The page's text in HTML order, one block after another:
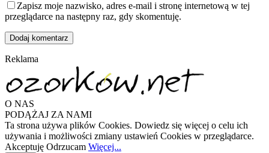
Zapisz moje nazwisko, adres e-mail i stronę internetową w tej
przeglądarce na następny raz, gdy skomentuję.
Reklama
O NAS
PODĄŻAJ ZA NAMI
Ta strona używa plików Cookies. Dowiedz się więcej o celu ich
używania i możliwości zmiany ustawień Cookies w przeglądarce.
Akceptuję Odrzucam Więcej...